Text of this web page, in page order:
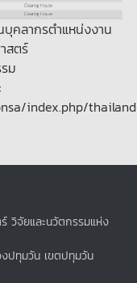
คลากรตำแหน่งงาน
สตร์
ม
index.php/
วิจัยและนวัตกรรมแห่ง
ปทุมวัน เขตปทุมวัน